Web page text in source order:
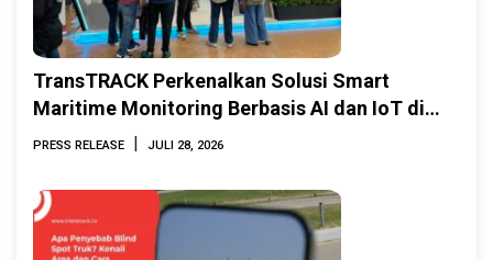
TransTRACK Perkenalkan Solusi Smart
Maritime Monitoring Berbasis AI dan IoT di
INAMARINE 2026
PRESS RELEASE | JULI 28, 2026